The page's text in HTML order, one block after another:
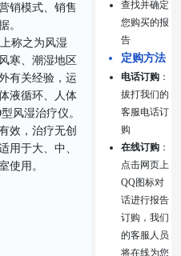
销模式、销售
。
称之为风湿
寒、潮湿地区
有关经验，运
液循环、人体
风湿治疗仪。
效，治疗无创
用于大、中、
使用。
查找并确定
您购买的报
告
定购方法
电话订购 ：
拔打我们的
客服电话订
购
在线订购 ：
点击网页上
QQ图标对
话进行报告
订购，我们
的客服人员
将在线为您